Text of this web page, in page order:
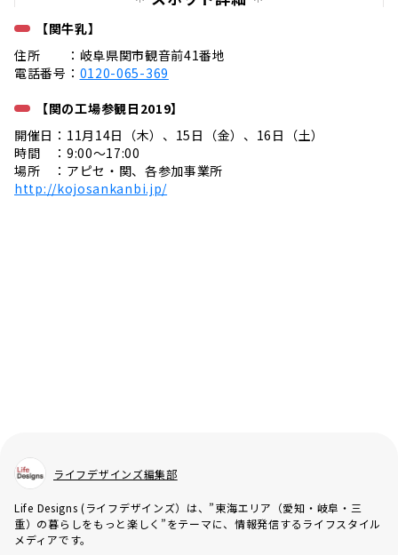
【関牛乳】
住所 ：岐阜県関市観音前41番地
電話番号： 0120-065-369
【関の工場参観日2019】
開催日：11月14日（木）、15日（金）、16日（土）
時間 ：9:00〜17:00
場所 ：アピセ・関、各参加事業所
http://kojosankanbi.jp/
ライフデザインズ編集部
Life Designs (ライフデザインズ）は、”東海エリア（愛知・岐阜・三
重）の暮らしをもっと楽しく”をテーマに、情報発信するライフスタイル
メディアです。